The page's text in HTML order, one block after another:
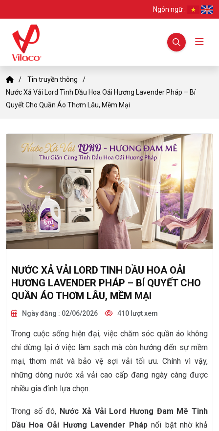
Ngôn ngữ :
Tin truyền thông
Nước Xả Vải Lord Tinh Dầu Hoa Oải Hương Lavender Pháp – Bí
Quyết Cho Quần Áo Thơm Lâu, Mềm Mại
NƯỚC XẢ VẢI LORD TINH DẦU HOA OẢI
HƯƠNG LAVENDER PHÁP – BÍ QUYẾT CHO
QUẦN ÁO THƠM LÂU, MỀM MẠI
Ngày đăng : 02/06/2026 410 lượt xem
Trong cuộc sống hiện đại, việc chăm sóc quần áo không
chỉ dừng lại ở việc làm sạch mà còn hướng đến sự mềm
mại, thơm mát và bảo vệ sợi vải tối ưu. Chính vì vậy,
những dòng nước xả vải cao cấp đang ngày càng được
nhiều gia đình lựa chọn.
Trong số đó, Nước Xả Vải Lord Hương Đam Mê Tinh
Dầu Hoa Oải Hương Lavender Pháp nổi bật nhờ khả